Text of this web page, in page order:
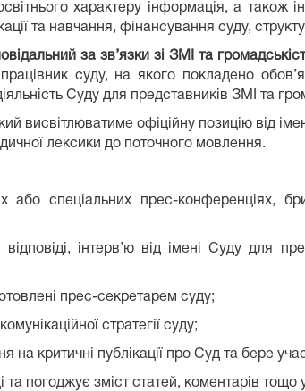
характеру інформація, а також
та навчання, фінансування суду,
за зв’язки зі ЗМІ та
суду, на якого покладено
Суду для представників ЗМІ та
висвітлюватиме офіційну позицію від
лексики до поточного мовлення.
або спеціальних прес-конференціях,
відповіді, інтерв’ю від імені Суду для
прес-секретарем суду;
стратегії суду;
на критичні публікації про Суд та бере
та погоджує зміст статей, коментарів